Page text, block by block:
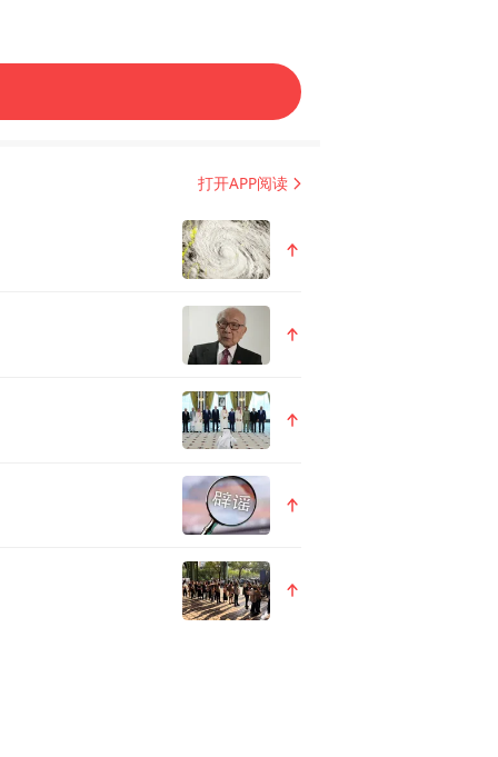
打开APP阅读